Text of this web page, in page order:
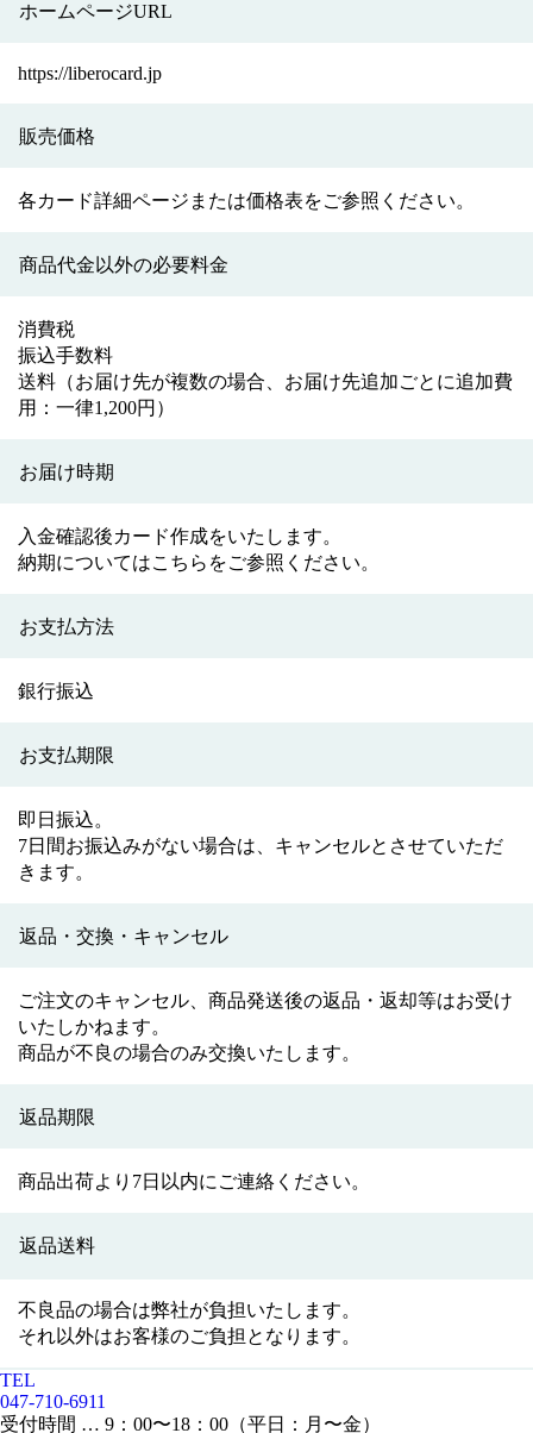
ホームページURL
https://liberocard.jp
販売価格
各カード詳細ページまたは価格表をご参照ください。
商品代金以外の必要料金
消費税
振込手数料
送料（お届け先が複数の場合、お届け先追加ごとに追加費
用：一律1,200円）
お届け時期
入金確認後カード作成をいたします。
納期についてはこちらをご参照ください。
お支払方法
銀行振込
お支払期限
即日振込。
7日間お振込みがない場合は、キャンセルとさせていただ
きます。
返品・交換・キャンセル
ご注文のキャンセル、商品発送後の返品・返却等はお受け
いたしかねます。
商品が不良の場合のみ交換いたします。
返品期限
商品出荷より7日以内にご連絡ください。
返品送料
不良品の場合は弊社が負担いたします。
それ以外はお客様のご負担となります。
TEL
047-710-6911
受付時間 … 9：00〜18：00（平日：月〜金）